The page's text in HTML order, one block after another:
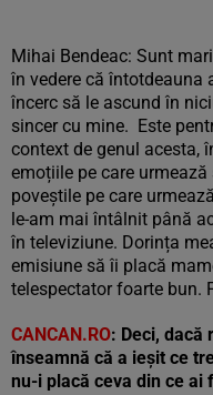
Mihai Bendeac: Sunt
în vedere că întotdeauna
încerc să le ascund în
sincer cu mine. Este
context de genul acesta,
emoțiile pe care
poveștile pe care
le-am mai întâlnit până
în televiziune. Dorința
emisiune să îi placă
telespectator foarte bun.
CANCAN.RO: Deci, dacă
înseamnă că a ieșit ce
nu-i placă ceva din ce ai